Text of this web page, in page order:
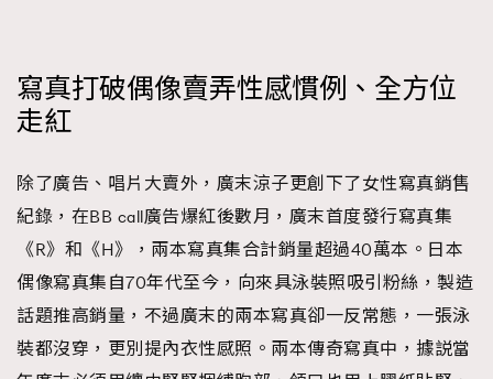
寫真打破偶像賣弄性感慣例、全方位
走紅
除了廣告、唱片大賣外，廣末涼子更創下了女性寫真銷售
紀錄，在BB call廣告爆紅後數月，廣末首度發行寫真集
《R》和《H》，兩本寫真集合計銷量超過40萬本。日本
偶像寫真集自70年代至今，向來具泳裝照吸引粉絲，製造
話題推高銷量，不過廣末的兩本寫真卻一反常態，一張泳
裝都沒穿，更別提內衣性感照。兩本傳奇寫真中，據説當